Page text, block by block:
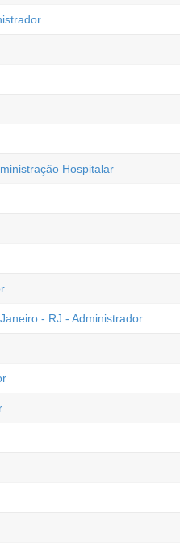
Hospitalar
- RJ - Administrador